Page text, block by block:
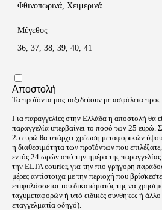
Φθινοπωρινά, Χειμερινά
Μέγεθος
36, 37, 38, 39, 40, 41
Αποστολή
Τα προϊόντα μας ταξιδεύουν με ασφάλεια
Για παραγγελίες στην Ελλάδα η αποστολή θα
παραγγελία υπερβαίνει το ποσό των 25 ευρώ.
25 ευρώ θα υπάρχει χρέωση μεταφορικών
η διαθεσιμότητα των προϊόντων που
εντός 24 ωρών από την ημέρα της
την ELTA courier, για την πιο γρήγορη
μέρες αντίστοιχα με την περιοχή που
επιφυλάσσεται του δικαιώματός της να
ταχυμεταφορών ή υπό ειδικές συνθήκες ή
επαγγελματία οδηγό).